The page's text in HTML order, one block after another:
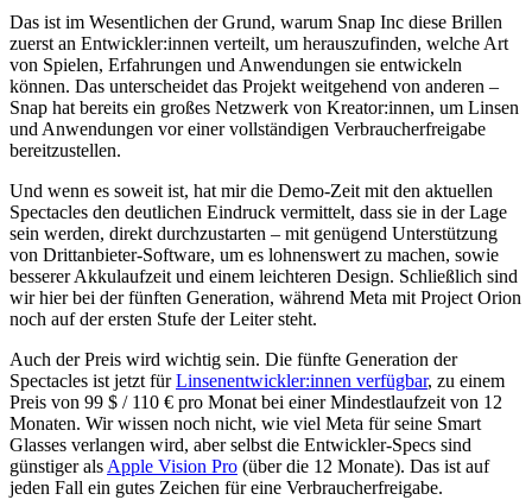
Das ist im Wesentlichen der Grund, warum Snap Inc diese Brillen
zuerst an Entwickler:innen verteilt, um herauszufinden, welche Art
von Spielen, Erfahrungen und Anwendungen sie entwickeln
können. Das unterscheidet das Projekt weitgehend von anderen –
Snap hat bereits ein großes Netzwerk von Kreator:innen, um Linsen
und Anwendungen vor einer vollständigen Verbraucherfreigabe
bereitzustellen.
Und wenn es soweit ist, hat mir die Demo-Zeit mit den aktuellen
Spectacles den deutlichen Eindruck vermittelt, dass sie in der Lage
sein werden, direkt durchzustarten – mit genügend Unterstützung
von Drittanbieter-Software, um es lohnenswert zu machen, sowie
besserer Akkulaufzeit und einem leichteren Design. Schließlich sind
wir hier bei der fünften Generation, während Meta mit Project Orion
noch auf der ersten Stufe der Leiter steht.
Auch der Preis wird wichtig sein. Die fünfte Generation der
Spectacles ist jetzt fürLinsenentwickler:innen verfügbar, zu einem
Preis von 99 $ / 110 € pro Monat bei einer Mindestlaufzeit von 12
Monaten. Wir wissen noch nicht, wie viel Meta für seine Smart
Glasses verlangen wird, aber selbst die Entwickler-Specs sind
günstiger als Apple Vision Pro (über die 12 Monate). Das ist auf
jeden Fall ein gutes Zeichen für eine Verbraucherfreigabe.